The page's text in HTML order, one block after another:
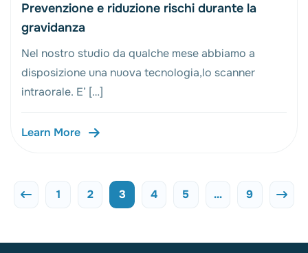
Prevenzione e riduzione rischi durante la
gravidanza
Nel nostro studio da qualche mese abbiamo a
disposizione una nuova tecnologia,lo scanner
intraorale. E’ […]
Learn More
1 2 3 4 5 … 9